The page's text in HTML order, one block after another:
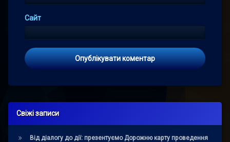
Сайт
Свіжі записи
Від діалогу до дії: презентуємо Дорожню карту проведення